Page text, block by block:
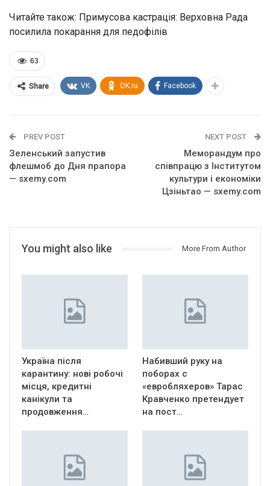
Читайте також: Примусова кастрація: Верховна Рада
посилила покарання для педофілів
63
Share VK OK.ru Facebook
PREV POST
Зеленський запустив
флешмоб до Дня прапора
— sxemy.com
NEXT POST
Меморандум про
співпрацю з Інститутом
культури і економіки
Цзіньтао — sxemy.com
You might also like More From Author
Україна після
карантину: нові робочі
місця, кредитні
канікули та
продовження…
Набивший руку на
поборах с
«евробляхеров» Тарас
Кравченко претендует
на пост…